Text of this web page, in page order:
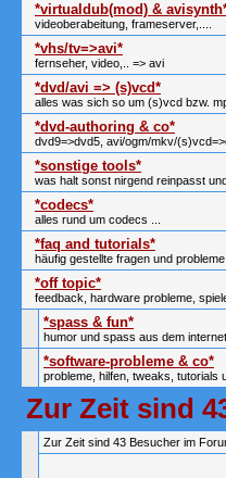
*virtualdub(mod) &
videoberabeitung, frameserver,....
*vhs/tv=>avi*
fernseher, video,.. => avi
*dvd/avi => (s)vcd*
alles was sich so um (s)vcd bzw.
*dvd-authoring & co*
dvd9=>dvd5, avi/ogm/mkv/
*sonstige tools*
was halt sonst nirgend reinpasst
*codecs*
alles rund um codecs ...
*faq and tutorials*
häufig gestellte fragen und
*off topic*
feedback, hardware probleme,
*spass & fun*
humor und spass aus dem
*software-probleme & co*
probleme, hilfen, tweaks, tutorials
Zur Zeit sind
Zur Zeit sind 43 Besucher im